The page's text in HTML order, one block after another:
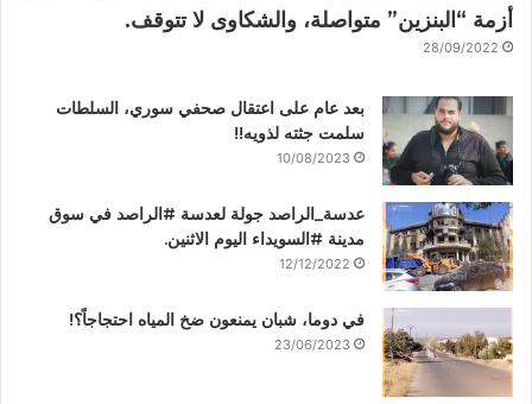
أزمة “البنزين” متواصلة، والشكاوى لا تتوقف.
28/09/2022
بعد عام على اعتقال صحفي سوري، السلطات
سلمت جثته لذويه!!
10/08/2023
عدسة_الراصد جولة لعدسة #الراصد في سوق
مدينة #السويداء اليوم الاثنين.
12/12/2022
في دوما، شبان يمنعون ضخ المياه احتجاجاً؟!
23/06/2023